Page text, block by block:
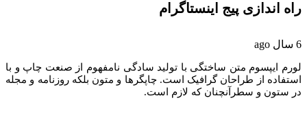
راه اندازی پیج اینستاگرام
6 سال ago
لورم ايپسوم متن ساختگی با توليد سادگی نامفهوم از صنعت چاپ و با
استفاده از طراحان گرافيک است. چاپگرها و متون بلکه روزنامه و مجله
در ستون و سطرآنچنان که لازم است.